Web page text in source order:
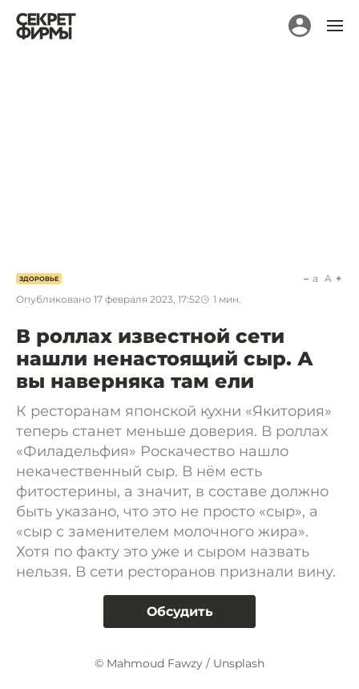
ЗДОРОВЬЕ
Опубликовано 17 февраля 2023, 17:52 1 мин.
a A
В роллах известной сети
нашли ненастоящий сыр. А
вы наверняка там ели
К ресторанам японской кухни «Якитория»
теперь станет меньше доверия. В роллах
«Филадельфия» Роскачество нашло
некачественный сыр. В нём есть
фитостерины, а значит, в составе должно
быть указано, что это не просто «сыр», а
«сыр с заменителем молочного жира».
Хотя по факту это уже и сыром назвать
нельзя. В сети ресторанов признали вину.
Обсудить
© Mahmoud Fawzy / Unsplash